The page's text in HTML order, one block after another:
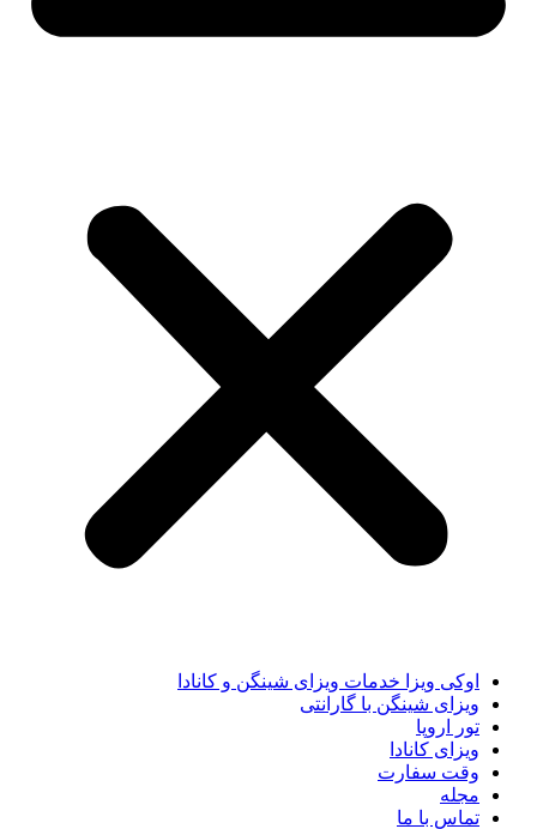
اوکی ویزا خدمات ویزای شینگن و کانادا
ویزای شینگن با گارانتی
تور اروپا
ویزای کانادا
وقت سفارت
مجله
تماس با ما